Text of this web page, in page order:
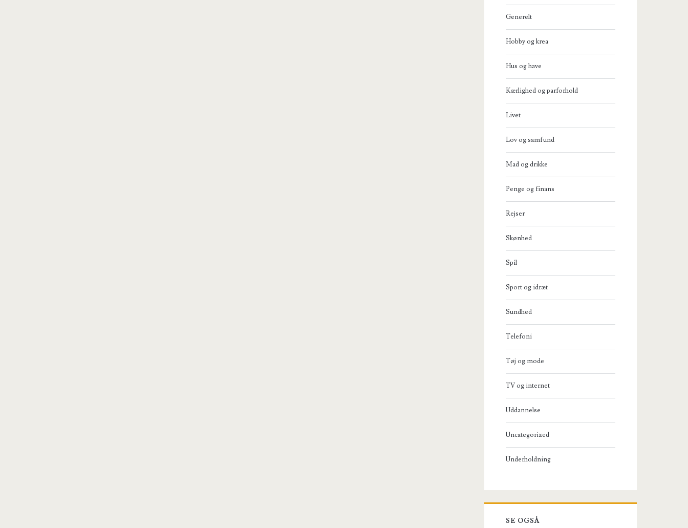
Generelt
Hobby og krea
Hus og have
Kærlighed og parforhold
Livet
Lov og samfund
Mad og drikke
Penge og finans
Rejser
Skønhed
Spil
Sport og idræt
Sundhed
Telefoni
Tøj og mode
TV og internet
Uddannelse
Uncategorized
Underholdning
SE OGSÅ